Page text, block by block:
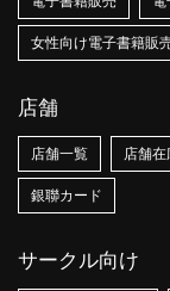
女性向け電子書籍販
店舗
店舗一覧 店舗
銀聯カード
サークル向け